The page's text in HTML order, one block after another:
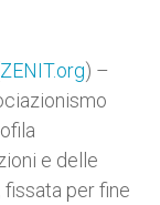
ZENIT.org) –
e delle
per fine